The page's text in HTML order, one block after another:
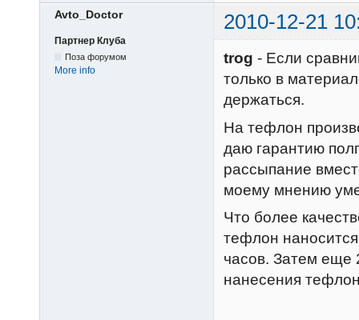
Avto_Doctor 2010-12-21
Партнер Клуба
Поза форумом
More info
trog - Если
только в
держаться.
На тефлон
даю гарантию
рассыпание
моему мнению
Что более
тефлон
часов. Затем еще
нанесения